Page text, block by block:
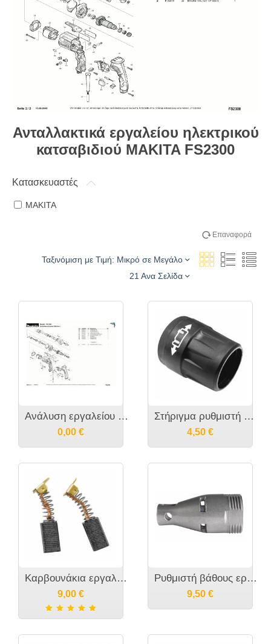
Ανταλλακτικά εργαλείου ηλεκτρικού
κατσαβιδιού MAKITA FS2300
Κατασκευαστές
MAKITA
Επαναφορά
Ταξινόμιση με Τιμή: Μικρό σε Μεγάλο
21 Ανα Σελίδα
Ανάλυση εργαλείου MAKITA FS2300
0,00 €
Στήριγμα ρυθμιστή βάθους εργαλείου MAKITA - 450881-6 455591-0
4,50 €
Καρβουνάκια εργαλείου MAKITA - CB-419 CB406 CB 407- 191962-4 195007-0 191927-6
9,00 €
Ρυθμιστή βάθους εργαλείου MAKITA - 158875-2
9,50 €